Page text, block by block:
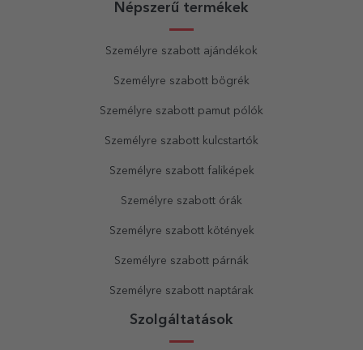
Népszerű termékek
Személyre szabott ajándékok
Személyre szabott bögrék
Személyre szabott pamut pólók
Személyre szabott kulcstartók
Személyre szabott faliképek
Személyre szabott órák
Személyre szabott kötények
Személyre szabott párnák
Személyre szabott naptárak
Szolgáltatások